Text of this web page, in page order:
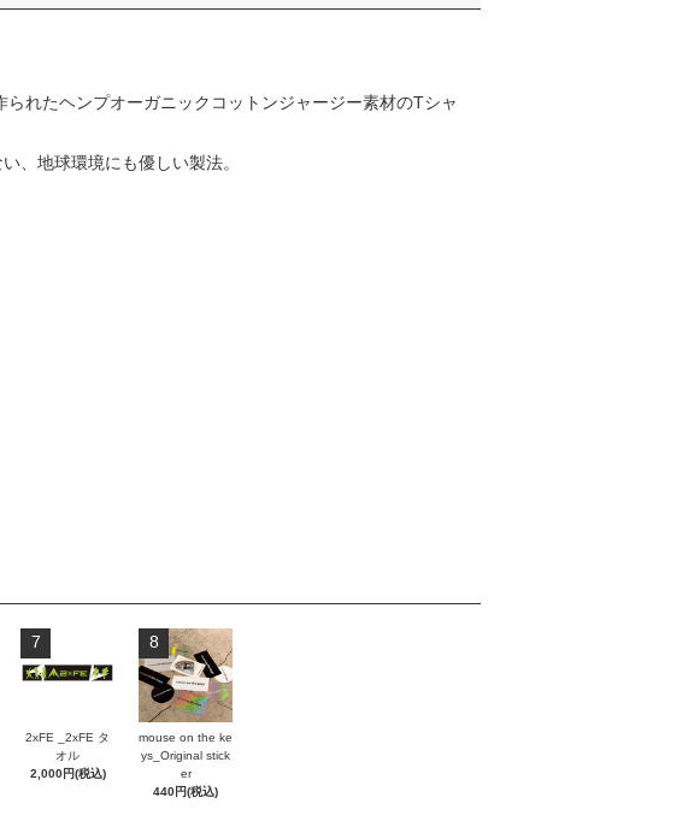
れたヘンプオーガニックコットンジャージー素材のTシャ
、地球環境にも優しい製法。
7
2xFE _2xFE タ
オル
2,000円(税込)
8
mouse on the ke
ys_Original stick
er
440円(税込)